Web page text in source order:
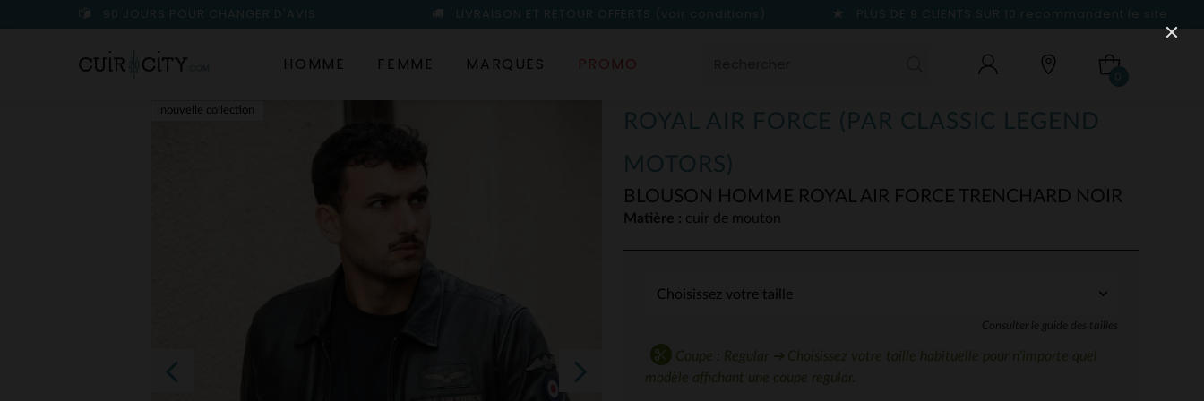
90 JOURS POUR CHANGER D'AVIS LIVRAISON ET RETOUR OFFERTS (voir conditions) PLUS DE 9 CLIENTS SUR 10 recommandent le site
HOMME FEMME MARQUES PROMO
0
ROYAL AIR FORCE (PAR CLASSIC LEGEND
MOTORS)
BLOUSON HOMME ROYAL AIR FORCE TRENCHARD NOIR
nouvelle collection
Matière : cuir de mouton
Consulter le guide des tailles
Coupe : Regular ➔ Choisissez votre taille habituelle pour n'importe quel
modèle affichant une coupe regular.